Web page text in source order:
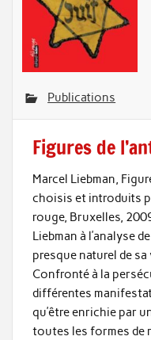
Publications
Figures de
Marcel Liebman,
choisis et introduits
rouge, Bruxelles,
Liebman à l’analyse
presque naturel de
Confronté à la
différentes
qu’être enrichie par
toutes les formes de